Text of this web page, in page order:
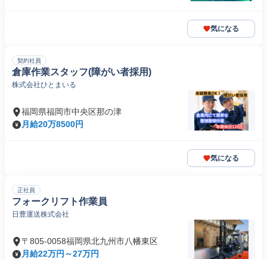
気になる
契約社員
倉庫作業スタッフ(障がい者採用)
株式会社ひとまいる
福岡県福岡市中央区那の津
月給20万8500円
気になる
正社員
フォークリフト作業員
日豊運送株式会社
〒805-0058福岡県北九州市八幡東区
月給22万円～27万円